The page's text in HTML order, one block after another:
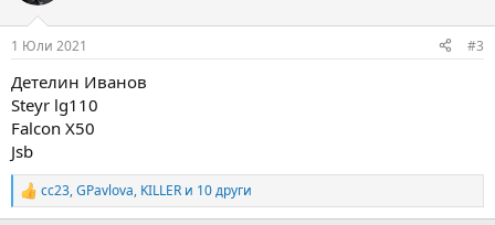
s
1 Юли 2021 #3
Детелин Иванов
Steyr lg110
Falcon X50
Jsb
R
e
cc23,GPavlova, KILLER и 10 други